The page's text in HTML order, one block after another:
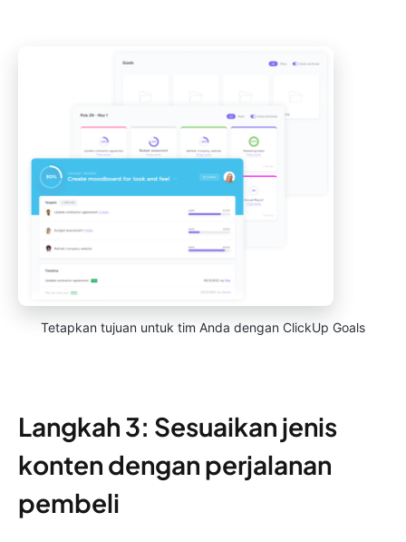
Tetapkan tujuan untuk tim Anda dengan ClickUp Goals
Langkah 3: Sesuaikan jenis
konten dengan perjalanan
pembeli